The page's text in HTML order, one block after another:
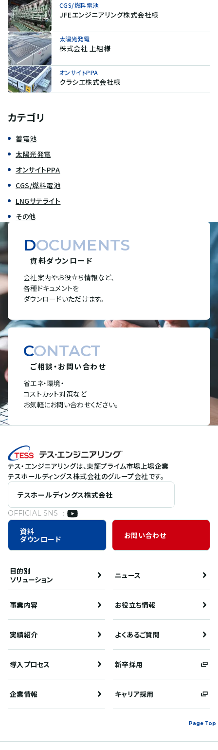
CGS/燃料電池
JFEエンジニアリング株式会社様
太陽光発電
株式会社 上組様
オンサイトPPA
クラシエ株式会社様
カテゴリ
蓄電池
太陽光発電
オンサイトPPA
CGS/燃料電池
LNGサテライト
その他
DOCUMENTS
資料ダウンロード
会社案内やお役立ち情報など、
各種ドキュメントを
ダウンロードいただけます。
CONTACT
ご相談・お問い合わせ
省エネ・環境・
コストカット対策など
お気軽にお問い合わせください。
テス・エンジニアリングは、東証プライム市場上場企業
テスホールディングス株式会社のグループ会社です。
テスホールディングス株式会社
OFFICIAL SNS ：
資料
ダウンロード
お問い合わせ
目的別
ソリューション
ニュース
事業内容 お役立ち情報
実績紹介 よくあるご質問
導入プロセス 新卒採用
企業情報 キャリア採用
Page Top